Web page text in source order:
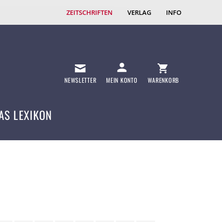
ZEITSCHRIFTEN VERLAG INFO
NEWSLETTER MEIN KONTO WARENKORB
LEXIKON